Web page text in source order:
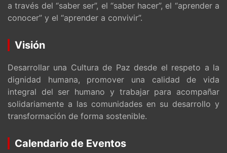
a través del “saber ser”, el “saber hacer”, el “aprender a
conocer” y el “aprender a convivir”.
Visión
Desarrollar una Cultura de Paz desde el respeto a la
dignidad humana, promover una calidad de vida
integral del ser humano y trabajar para acompañar
solidariamente a las comunidades en su desarrollo y
transformación de forma sostenible.
Calendario de Eventos